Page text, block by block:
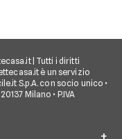
| Tutti i diritti
è un servizio
S.p.A. con socio unico •
Milano • P.IVA